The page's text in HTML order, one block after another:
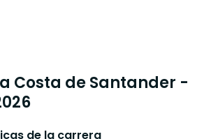
Costa de Santander -
de la carrera